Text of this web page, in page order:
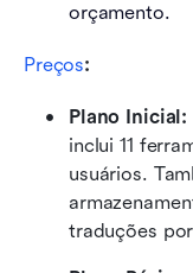
orçamento.
Preços:
Plano Inicial:
inclui 11
usuários.
traduções